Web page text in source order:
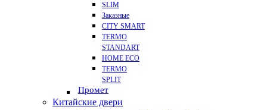
SLIM
Заказные
CITY SMART
TERMO
STANDART
HOME ECO
ТЕRМО
SPLIT
Промет
Китайские двери